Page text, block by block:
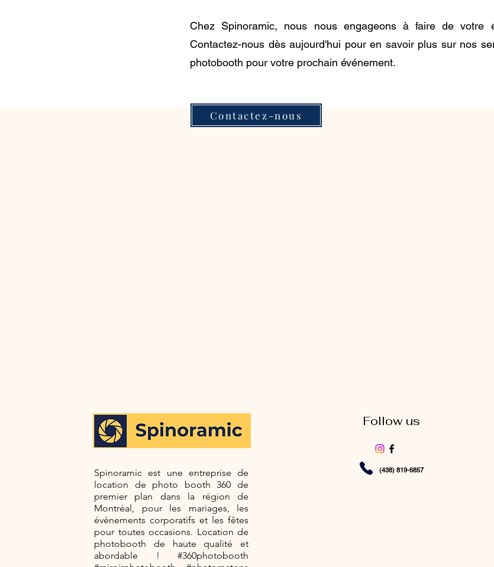
Chez Spinoramic, nous nous engageons à faire de votre
Contactez-nous dès aujourd'hui pour en savoir plus sur nos
photobooth pour votre prochain événement.
Contactez-nous
Spinoramic est une entreprise de
location de photo booth 360 de
premier plan dans la région de
Montréal, pour les mariages, les
événements corporatifs et les fêtes
pour toutes occasions. Location de
photobooth de haute qualité et
abordable ! #360photobooth
Follow us
(438) 819-6857